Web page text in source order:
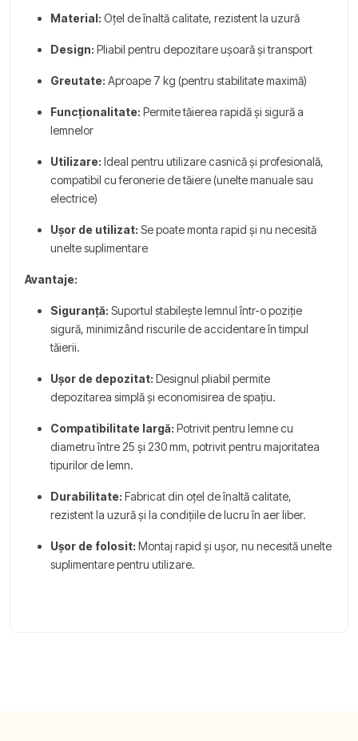
Material: Oțel de înaltă calitate, rezistent la uzură
Design: Pliabil pentru depozitare ușoară și transport
Greutate: Aproape 7 kg (pentru stabilitate maximă)
Funcționalitate: Permite tăierea rapidă și sigură a
lemnelor
Utilizare: Ideal pentru utilizare casnică și profesională,
compatibil cu feronerie de tăiere (unelte manuale sau
electrice)
Ușor de utilizat: Se poate monta rapid și nu necesită
unelte suplimentare
Avantaje:
Siguranță: Suportul stabilește lemnul într-o poziție
sigură, minimizând riscurile de accidentare în timpul
tăierii.
Ușor de depozitat: Designul pliabil permite
depozitarea simplă și economisirea de spațiu.
Compatibilitate largă: Potrivit pentru lemne cu
diametru între 25 și 230 mm, potrivit pentru majoritatea
tipurilor de lemn.
Durabilitate: Fabricat din oțel de înaltă calitate,
rezistent la uzură și la condițiile de lucru în aer liber.
Ușor de folosit: Montaj rapid și ușor, nu necesită unelte
suplimentare pentru utilizare.